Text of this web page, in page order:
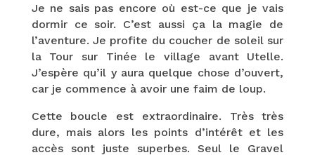
Je ne sais pas encore où est-ce que je vais
dormir ce soir. C’est aussi ça la magie de
l’aventure. Je profite du coucher de soleil sur
la Tour sur Tinée le village avant Utelle.
J’espère qu’il y aura quelque chose d’ouvert,
car je commence à avoir une faim de loup.
Cette boucle est extraordinaire. Très très
dure, mais alors les points d’intérêt et les
accès sont juste superbes. Seul le Gravel